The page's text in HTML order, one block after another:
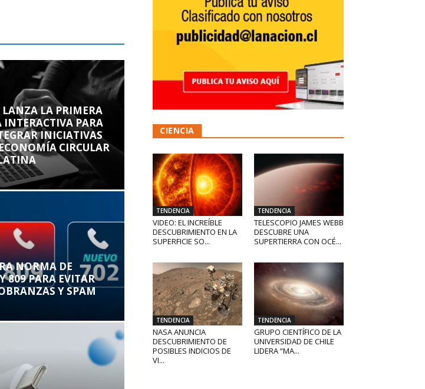
LANZA LA PRIMERA
INTERACTIVA PARA
INICIATIVAS
CIRCULAR
NORMA DE
809 PARA EVITAR
Y SPAM
CIENCIA
TENDENCIA
VIDEO: EL INCREÍBLE
DESCUBRIMIENTO EN LA
SUPERFICIE SO...
TENDENCIA
TELESCOPIO JAMES WEBB
DESCUBRE UNA
SUPERTIERRA CON OCÉ...
TENDENCIA
NASA ANUNCIA
DESCUBRIMIENTO DE
POSIBLES INDICIOS DE
VI...
TENDENCIA
GRUPO CIENTÍFICO DE LA
UNIVERSIDAD DE CHILE
LIDERA “MA...